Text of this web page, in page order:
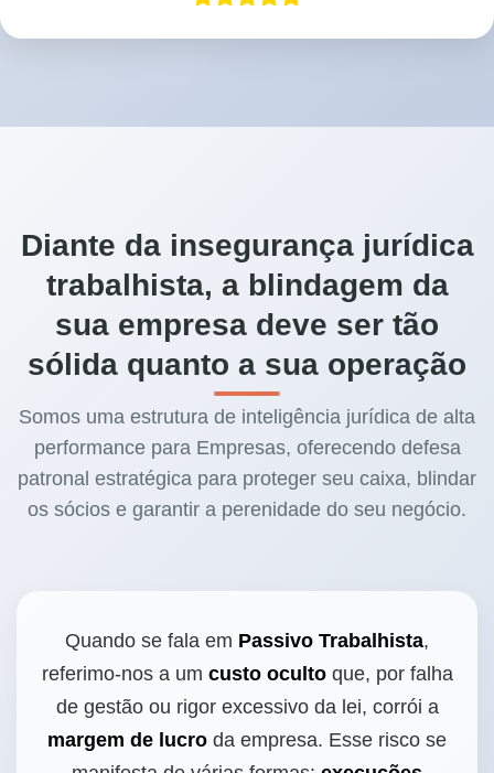
Diante da insegurança jurídica
trabalhista, a blindagem da
sua empresa deve ser tão
sólida quanto a sua operação
Somos uma estrutura de inteligência jurídica de alta
performance para Empresas, oferecendo defesa
patronal estratégica para proteger seu caixa, blindar
os sócios e garantir a perenidade do seu negócio.
Quando se fala em Passivo Trabalhista,
referimo-nos a um custo ocultoque, por falha
de gestão ou rigor excessivo da lei, corrói a
margem de lucro da empresa. Esse risco se